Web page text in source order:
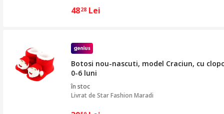
4828 Lei
Botosi nou-nascuti, model Craciun, cu
0-6 luni
în stoc
Livrat deStar Fashion Maradi